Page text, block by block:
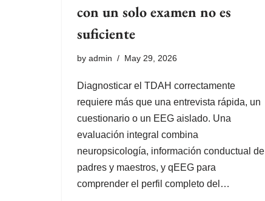
con un solo examen no es
suficiente
by admin May 29, 2026
Diagnosticar el TDAH correctamente
requiere más que una entrevista rápida, un
cuestionario o un EEG aislado. Una
evaluación integral combina
neuropsicología, información conductual de
padres y maestros, y qEEG para
comprender el perfil completo del…